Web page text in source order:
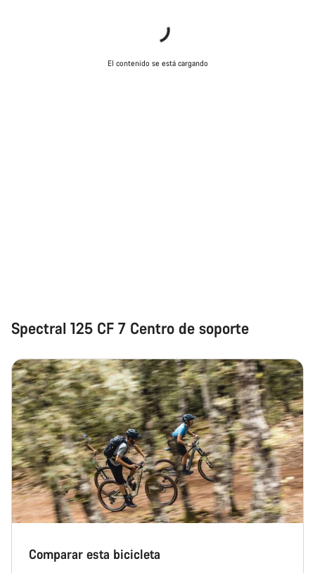
El contenido se está cargando
Spectral 125 CF 7 Centro de soporte
Comparar esta bicicleta